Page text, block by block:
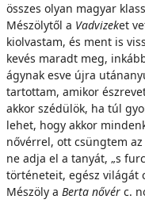
összes olyan magyar
Mészölytől a Vadvizeket
kiolvastam, és ment is
kevés maradt meg,
ágynak esve újra
tartottam, amikor
akkor szédülök, ha túl
lehet, hogy akkor
nővérrel, ott csüngtem
ne adja el a tanyát, „s
történeteit, egész világát
Mészöly a Berta nővér c.